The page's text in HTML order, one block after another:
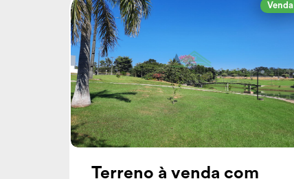
Venda
Terreno à venda com